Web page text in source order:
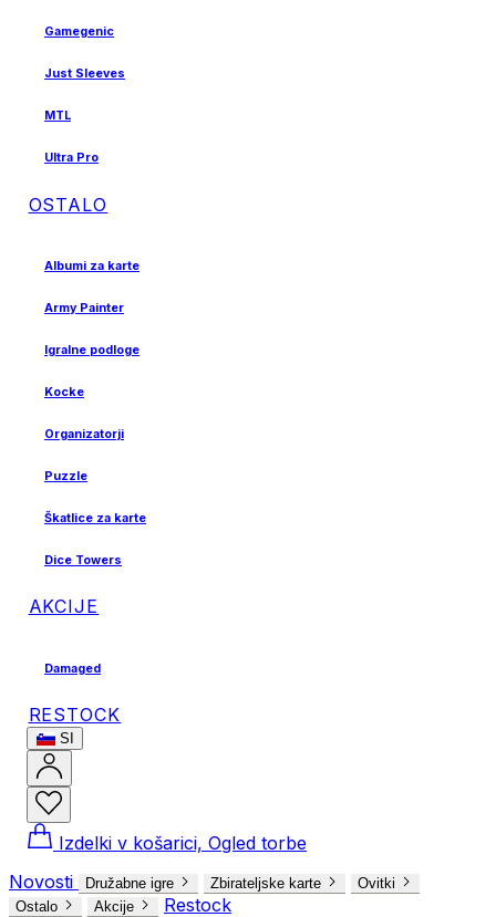
Gamegenic
Just Sleeves
MTL
Ultra Pro
OSTALO
Albumi za karte
Army Painter
Igralne podloge
Kocke
Organizatorji
Puzzle
Škatlice za karte
Dice Towers
AKCIJE
Damaged
RESTOCK
SI
Izdelki v košarici, Ogled torbe
Novosti
Družabne igre Zbirateljske karte
Ovitki
Ostalo
Akcije Restock